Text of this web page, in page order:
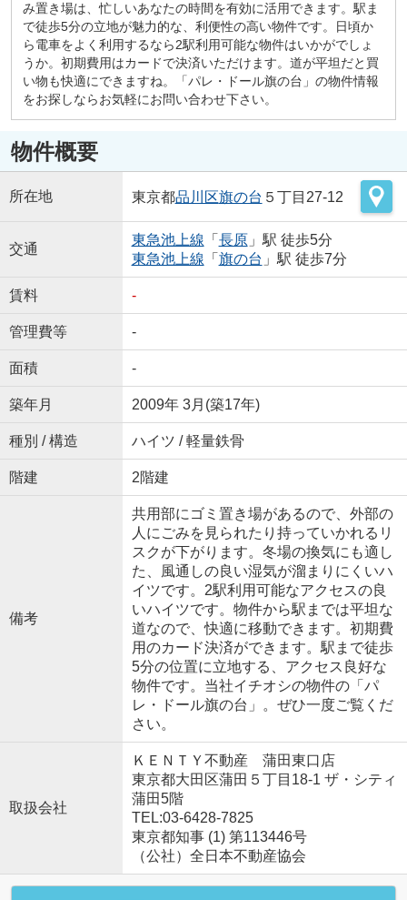
み置き場は、忙しいあなたの時間を有効に活用できます。駅ま
で徒歩5分の立地が魅力的な、利便性の高い物件です。日頃か
ら電車をよく利用するなら2駅利用可能な物件はいかがでしょ
うか。初期費用はカードで決済いただけます。道が平坦だと買
い物も快適にできますね。「パレ・ドール旗の台」の物件情報
をお探しならお気軽にお問い合わせ下さい。
物件概要
所在地 東京都品川区旗の台 ５丁目27-12
交通
東急池上線 「 長原」駅 徒歩5分
東急池上線 「 旗の台 」駅 徒歩7分
賃料 -
管理費等 -
面積 -
築年月 2009年 3月(築17年)
種別 / 構造 ハイツ / 軽量鉄骨
階建 2階建
備考
共用部にゴミ置き場があるので、外部の
人にごみを見られたり持っていかれるリ
スクが下がります。冬場の換気にも適し
た、風通しの良い湿気が溜まりにくいハ
イツです。2駅利用可能なアクセスの良
いハイツです。物件から駅までは平坦な
道なので、快適に移動できます。初期費
用のカード決済ができます。駅まで徒歩
5分の位置に立地する、アクセス良好な
物件です。当社イチオシの物件の「パ
レ・ドール旗の台」。ぜひ一度ご覧くだ
さい。
取扱会社
ＫＥＮＴＹ不動産 蒲田東口店
東京都大田区蒲田５丁目18-1 ザ・シティ
蒲田5階
TEL:03-6428-7825
東京都知事 (1) 第113446号
（公社）全日本不動産協会